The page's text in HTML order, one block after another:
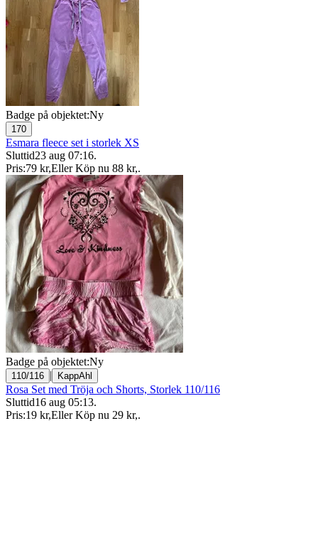
Badge på objektet:Ny
170
Esmara fleece set i storlek XS
Sluttid23 aug 07:16.
Pris:79 kr,Eller Köp nu 88 kr,.
Badge på objektet:Ny
110/116 | KappAhl
Rosa Set med Tröja och Shorts, Storlek 110/116
Sluttid16 aug 05:13.
Pris:19 kr,Eller Köp nu 29 kr,.